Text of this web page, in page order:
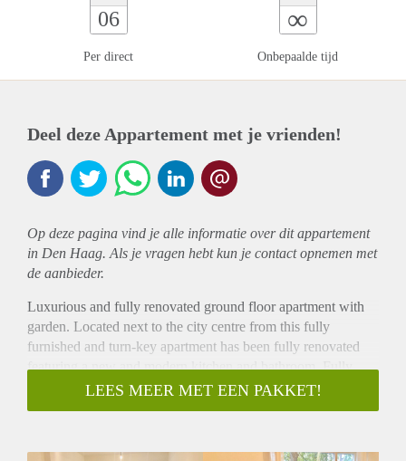
06
Per direct
∞
Onbepaalde tijd
Deel deze Appartement met je vrienden!
Op deze pagina vind je alle informatie over ditappartement
in Den Haag. Als je vragen hebt kun je contact opnemen met
de aanbieder.
Luxurious and fully renovated ground floor apartment with
garden. Located next to the city centre from this fully
furnished and turn-key apartment has been fully renovated
featuring a new and modern kitchen and bathroom. Fully
fitted with wooden flooring in the living room and laminate
flooring in the bedrooms, beautiful ornament ceiling and
LEES MEER MET EEN PAKKET!